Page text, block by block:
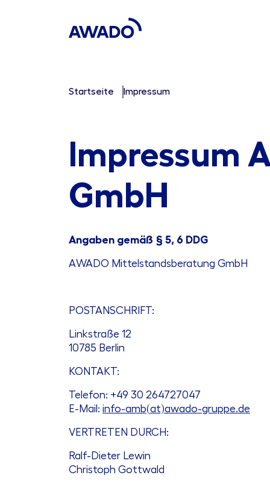
Startseite Impressum
Impressum
GmbH
Angaben gemäß § 5, 6 DDG
AWADO Mittelstandsberatung GmbH
POSTANSCHRIFT:
Linkstraße 12
10785 Berlin
KONTAKT:
Telefon: +49 30 264727047
E-Mail: info-amb(at)awado-gruppe.de
VERTRETEN DURCH:
Ralf-Dieter Lewin
Christoph Gottwald